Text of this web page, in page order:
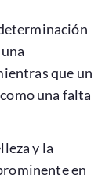
que un
una falta
y la
en